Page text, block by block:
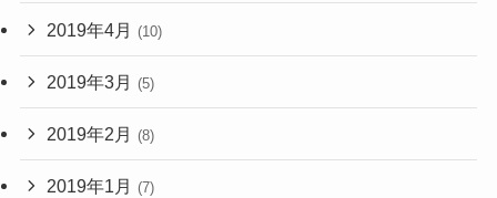
2019年4月 (10)
2019年3月 (5)
2019年2月 (8)
2019年1月 (7)